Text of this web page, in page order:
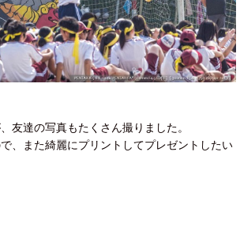
友達の写真もたくさん撮りました。
、また綺麗にプリントしてプレゼントしたい